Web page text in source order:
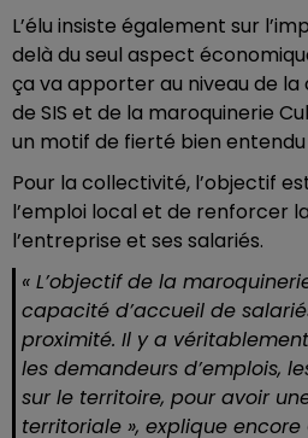
L’élu insiste également sur
delà du seul aspect
ça va apporter au niveau de la
de SIS et de la maroquinerie
un motif de fierté bien entendu
Pour la collectivité, l’objectif
l’emploi local et de renforcer
l’entreprise et ses salariés.
« L’objectif de la
capacité d’accueil de
proximité. Il y a
les demandeurs d’emplois,
sur le territoire, pour avoir
territoriale », explique encore